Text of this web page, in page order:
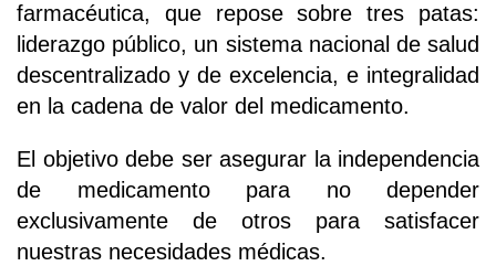
farmacéutica, que repose sobre tres patas:
liderazgo público, un sistema nacional de salud
descentralizado y de excelencia, e integralidad
en la cadena de valor del medicamento.
El objetivo debe ser asegurar la independencia
de medicamento para no depender
exclusivamente de otros para satisfacer
nuestras necesidades médicas.